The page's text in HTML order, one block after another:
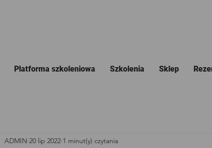
Platforma szkoleniowa Szkolenia Sklep
ADMIN 20 lip 2022 1 minut(y) czytania